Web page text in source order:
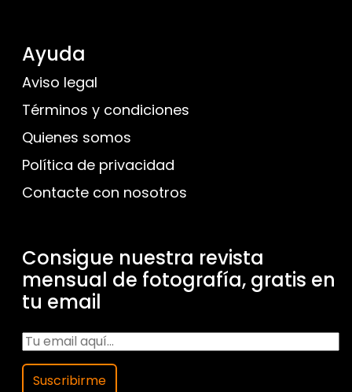
Ayuda
Aviso legal
Términos y condiciones
Quienes somos
Política de privacidad
Contacte con nosotros
Consigue nuestra revista
mensual de fotografía, gratis en
tu email
Suscribirme